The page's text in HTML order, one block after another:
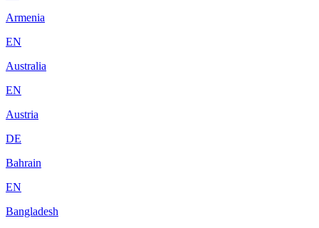
Armenia
EN
Australia
EN
Austria
DE
Bahrain
EN
Bangladesh